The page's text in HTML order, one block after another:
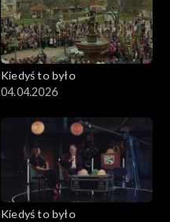
Kiedyś to było
04.04.2026
Kiedyś to było